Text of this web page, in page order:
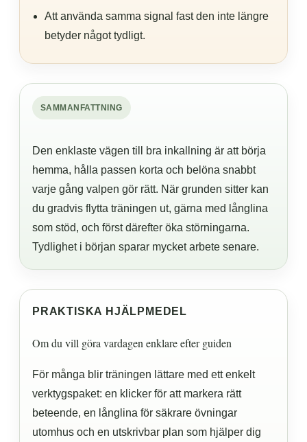
Att använda samma signal fast den inte längre
betyder något tydligt.
SAMMANFATTNING
Den enklaste vägen till bra inkallning är att börja
hemma, hålla passen korta och belöna snabbt
varje gång valpen gör rätt. När grunden sitter kan
du gradvis flytta träningen ut, gärna med långlina
som stöd, och först därefter öka störningarna.
Tydlighet i början sparar mycket arbete senare.
PRAKTISKA HJÄLPMEDEL
Om du vill göra vardagen enklare efter guiden
För många blir träningen lättare med ett enkelt
verktygspaket: en klicker för att markera rätt
beteende, en långlina för säkrare övningar
utomhus och en utskrivbar plan som hjälper dig